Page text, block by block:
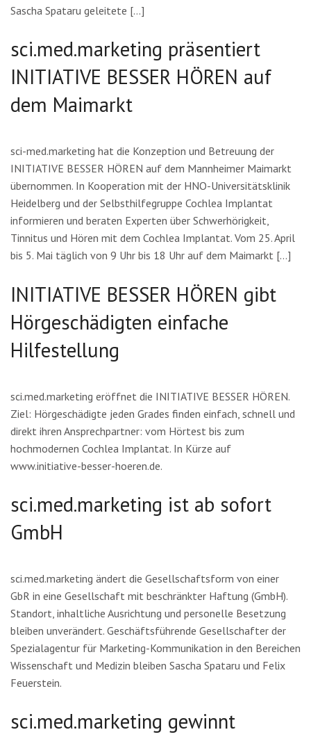
Sascha Spataru geleitete […]
sci.med.marketing präsentiert
INITIATIVE BESSER HÖREN auf
dem Maimarkt
sci-med.marketing hat die Konzeption und Betreuung der
INITIATIVE BESSER HÖREN auf dem Mannheimer Maimarkt
übernommen. In Kooperation mit der HNO-Universitätsklinik
Heidelberg und der Selbsthilfegruppe Cochlea Implantat
informieren und beraten Experten über Schwerhörigkeit,
Tinnitus und Hören mit dem Cochlea Implantat. Vom 25. April
bis 5. Mai täglich von 9 Uhr bis 18 Uhr auf dem Maimarkt […]
INITIATIVE BESSER HÖREN gibt
Hörgeschädigten einfache
Hilfestellung
sci.med.marketing eröffnet die INITIATIVE BESSER HÖREN.
Ziel: Hörgeschädigte jeden Grades finden einfach, schnell und
direkt ihren Ansprechpartner: vom Hörtest bis zum
hochmodernen Cochlea Implantat. In Kürze auf
www.initiative-besser-hoeren.de.
sci.med.marketing ist ab sofort
GmbH
sci.med.marketing ändert die Gesellschaftsform von einer
GbR in eine Gesellschaft mit beschränkter Haftung (GmbH).
Standort, inhaltliche Ausrichtung und personelle Besetzung
bleiben unverändert. Geschäftsführende Gesellschafter der
Spezialagentur für Marketing-Kommunikation in den Bereichen
Wissenschaft und Medizin bleiben Sascha Spataru und Felix
Feuerstein.
sci.med.marketing gewinnt